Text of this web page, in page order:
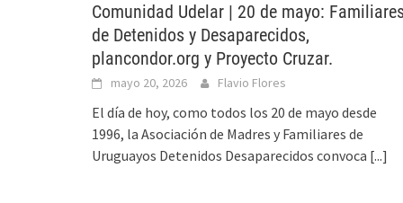
Comunidad Udelar | 20 de mayo:
de Detenidos y Desaparecidos,
plancondor.org y Proyecto Cruzar.
mayo 20, 2026 Flavio Flores
El día de hoy, como todos los 20 de mayo desde
1996, la Asociación de Madres y Familiares de
Uruguayos Detenidos Desaparecidos convoca [...]